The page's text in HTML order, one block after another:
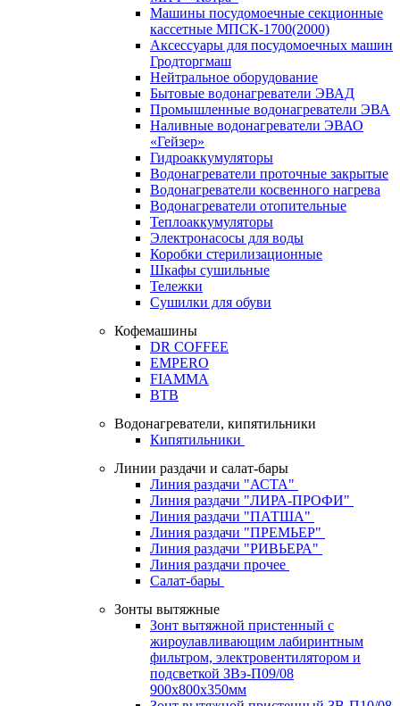
Машины посудомоечные секционные
кассетные МПСК-1700(2000)
Аксессуары для посудомоечных машин
Гродторгмаш
Нейтральное оборудование
Бытовые водонагреватели ЭВАД
Промышленные водонагреватели ЭВА
Наливные водонагреватели ЭВАО
«Гейзер»
Гидроаккумуляторы
Водонагреватели проточные закрытые
Водонагреватели косвенного нагрева
Водонагреватели отопительные
Теплоаккумуляторы
Электронасосы для воды
Коробки стерилизационные
Шкафы сушильные
Тележки
Сушилки для обуви
Кофемашины
DR COFFEE
EMPERO
FIAMMA
BTB
Водонагреватели, кипятильники
Кипятильники
Линии раздачи и салат-бары
Линия раздачи "АСТА"
Линия раздачи "ЛИРА-ПРОФИ"
Линия раздачи "ПАТША"
Линия раздачи "ПРЕМЬЕР"
Линия раздачи "РИВЬЕРА"
Линия раздачи прочее
Салат-бары
Зонты вытяжные
Зонт вытяжной пристенный с
жироулавливающим лабиринтным
фильтром, электровентилятором и
подсветкой ЗВэ-П09/08
900х800х350мм